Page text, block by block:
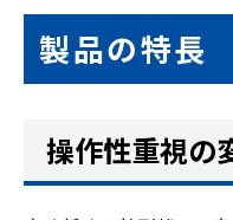
製品の特長
操作性重視の